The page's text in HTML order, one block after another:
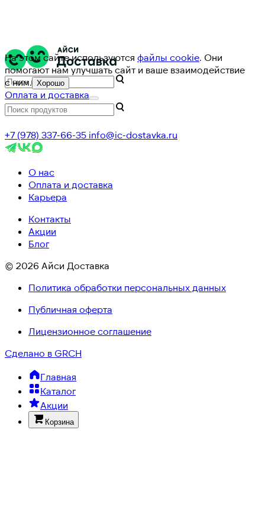
На этом сайте используются файлы cookie. Они
помогают нам улучшать сайт и ваше взаимодействие
с ним. Хорошо
Оплата и доставка
+7 (978) 337-66-35 info@ic-dostavka.ru
О нас
Оплата и доставка
Карьера
Контакты
Акции
Блог
© 2026 Айси Доставка
Политика обработки персональных данных
Публичная оферта
Лицензионное соглашение
Сделано в GRCH
Главная
Каталог
Акции
Корзина